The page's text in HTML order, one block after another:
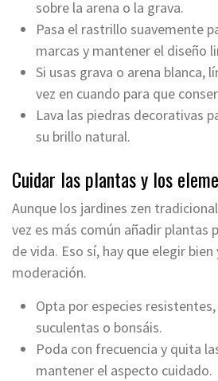
sobre la arena o la grava.
Pasa el rastrillo suavemente
marcas y mantener el diseño
Si usas grava o arena blanca,
vez en cuando para que
Lava las piedras decorativas
su brillo natural.
Cuidar las plantas y los
Aunque los jardines zen
vez es más común añadir plantas
de vida. Eso sí, hay que elegir
moderación.
Opta por especies
suculentas o bonsáis.
Poda con frecuencia y quita
mantener el aspecto cuidado.